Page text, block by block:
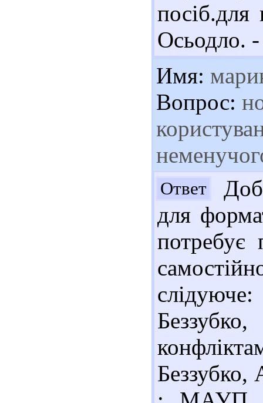
Осьодло.
Имя:
Вопрос:
Ответ
для
потребує